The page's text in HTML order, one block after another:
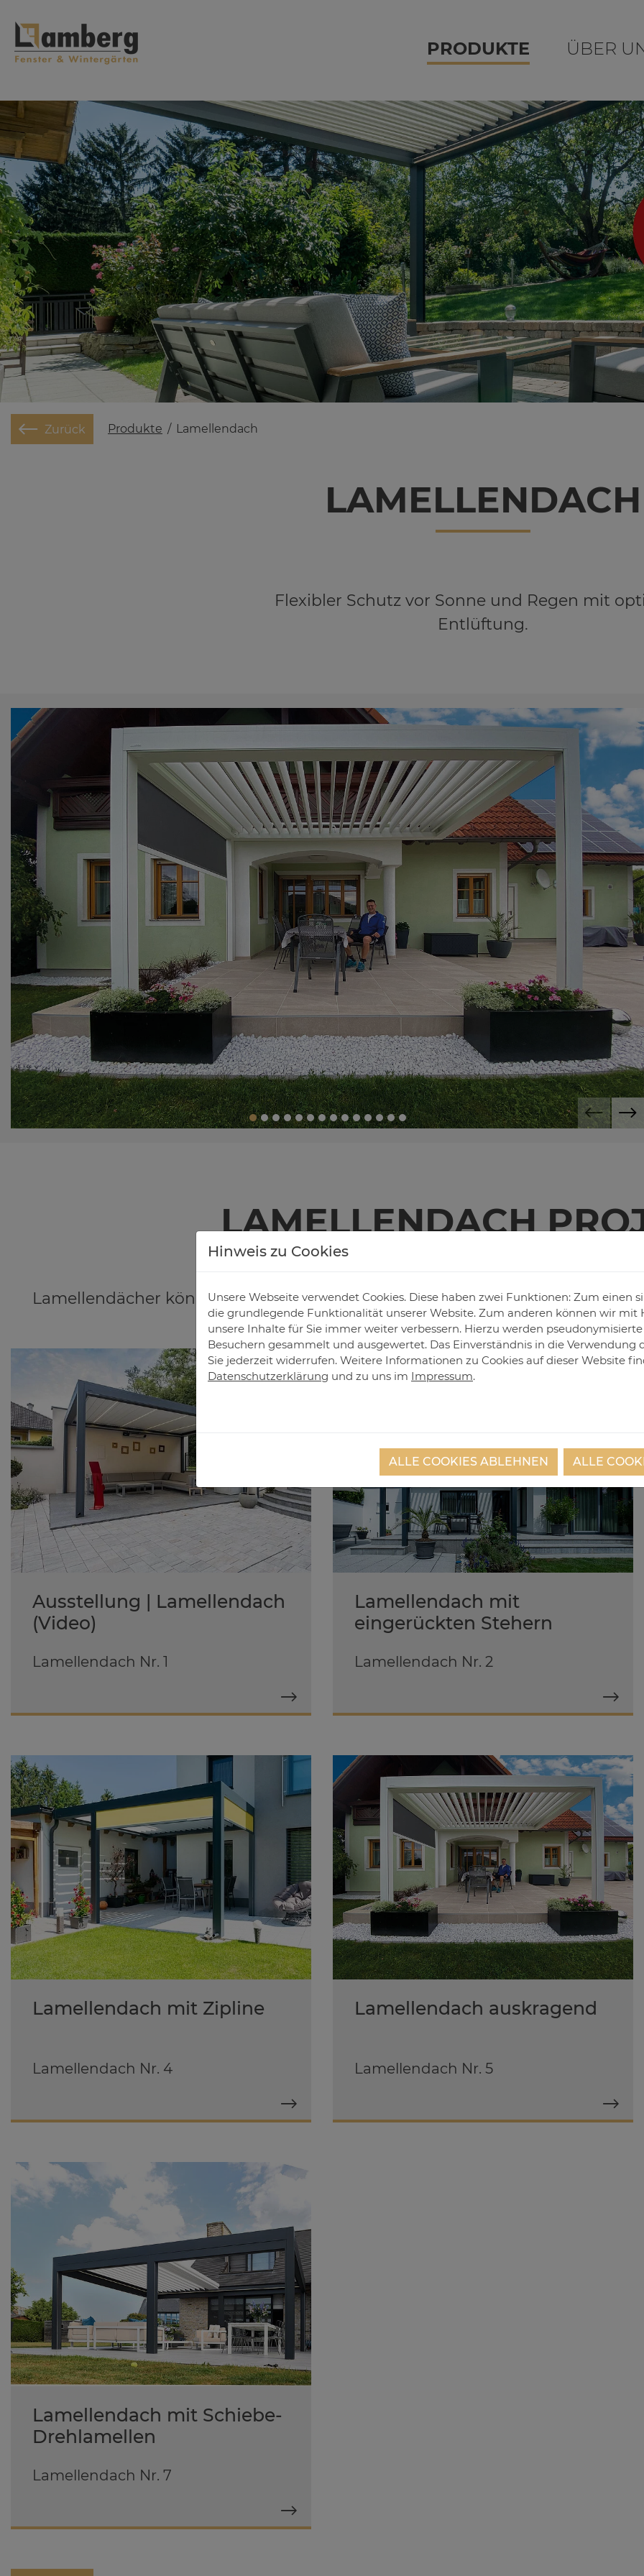
PRODUKTE ÜBER
Zurück Produkte / Lamellendach
LA­MEL­LEN­DACH
Flexibler Schutz vor Sonne und Regen mit
Entlüftung.
LA­MEL­LEN­DACH
Lamellendächer können entweder an bestehenden Gebäuden angebaut
konzipiert werden.
Ausstellung | Lamellendach
(Video)
Lamellendach Nr. 1
Lamellendach mit
eingerückten Stehern
Lamellendach Nr. 2
Lamellendach mit Zipline
Lamellendach Nr. 4
Lamellendach auskragend
Lamellendach Nr. 5
Lamellendach mit Schiebe-
Drehlamellen
Lamellendach Nr. 7
Hinweis zu Cookies
Unsere Webseite verwendet Cookies. Diese haben zwei Funktionen: Zum einen
die grundlegende Funktionalität unserer Website. Zum anderen können wir mit
unsere Inhalte für Sie immer weiter verbessern. Hierzu werden
Besuchern gesammelt und ausgewertet. Das Einverständnis in die Verwendung
Sie jederzeit widerrufen. Weitere Informationen zu Cookies auf dieser Website
Datenschutzerklärung und zu uns im Impressum.
ALLE COOKIES ABLEHNEN ALLE